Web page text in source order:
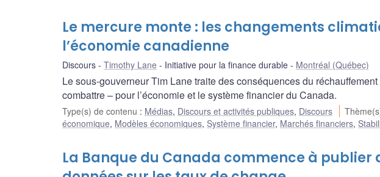
Le mercure monte : les changements
l’économie canadienne
Discours Timothy Lane Initiative pour la finance durable Montréal (Québec)
Le sous-gouverneur Tim Lane traite des conséquences du
combattre – pour l’économie et le système financier du Canada.
Type(s) de contenu : Médias, Discours et activités publiques, Discours
économique, Modèles économiques, Système financier, Marchés financiers,
La Banque du Canada commence à publier